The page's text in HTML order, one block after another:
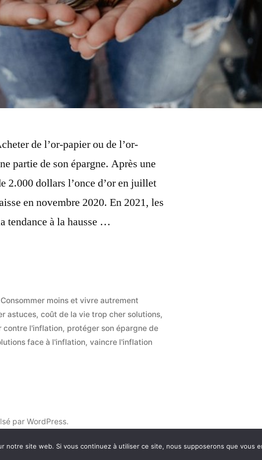
de l’or-papier ou de l’or-
partie de son épargne. Après une
2.000 dollars l’once d’or en juillet
en novembre 2020. En 2021, les
tendance à la hausse …
Publié
dans
Consommer moins et vivre autrement
astuces,coût de la vie trop cher solutions,
contre l'inflation, protéger son épargne de
face à l'inflation,vaincre l'inflation
par WordPress.
notre site web. Si vous continuez à utiliser ce site, nous supposerons que vous